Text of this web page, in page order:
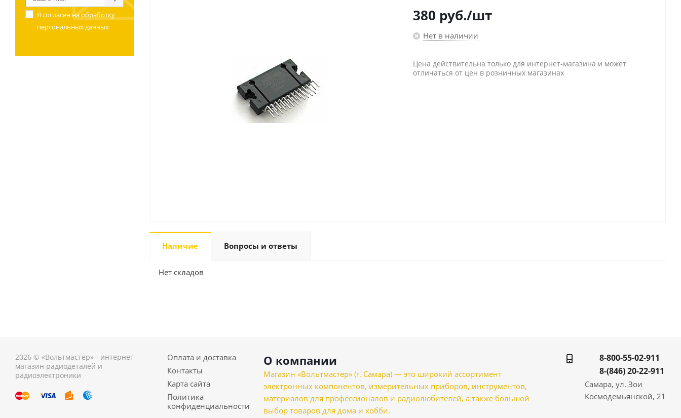
380 руб./шт
Нет в наличии
Цена действительна только для интернет-магазина и может
отличаться от цен в розничных магазинах
Наличие Вопросы и ответы
Нет складов
Я согласен наобработку
персональных данных
2026 © «Вольтмастер» - интернет
магазин радиодеталей и
радиоэлектроники
Оплата и доставка
Контакты
Карта сайта
Политика
конфиденциальности
О компании
Магазин «Вольтмастер» (г. Самара) — это широкий ассортимент
электронных компонентов, измерительных приборов, инструментов,
материалов для профессионалов и радиолюбителей, а также большой
выбор товаров для дома и хобби.
8-800-55-02-911
8-(846) 20-22-911
Самара, ул. Зои
Космодемьянской, 21